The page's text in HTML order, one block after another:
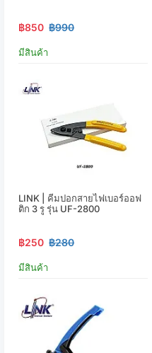
฿850 ฿990
มีสินค้า
LINK | คีมปอกสายไฟเบอร์ออฟ
ติก 3 รู รุ่น UF-2800
฿250 ฿280
มีสินค้า